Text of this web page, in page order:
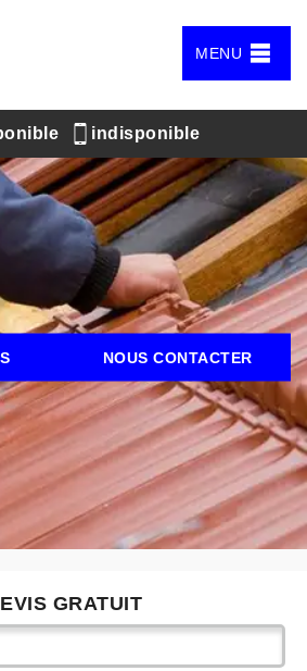
MENU
indisponible
NOUS CONTACTER
GRATUIT